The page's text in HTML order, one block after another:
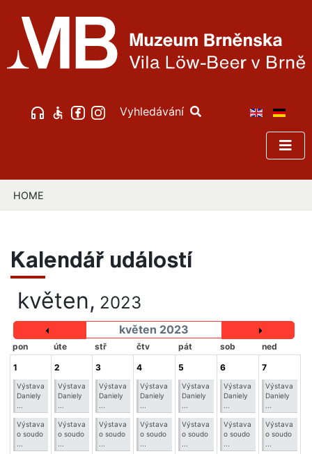
Vyhledávání
HOME
Kalendář událostí
květen, 2023
květen 2023
pon úte stř čtv pát sob
ned
1
Výstava
Daniely
Výstava
o soudo
2
Výstava
Daniely
Výstava
o soudo
3
Výstava
Daniely
Výstava
o soudo
4
Výstava
Daniely
Výstava
o soudo
5
Výstava
Daniely
Výstava
o soudo
6
Výstava
Daniely
Výstava
o soudo
7
Výstava
Daniely
Výstava
o soudo